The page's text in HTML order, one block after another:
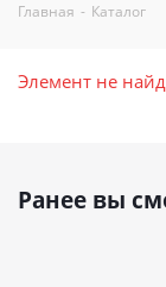
Главная - Каталог
Элемент не
Ранее вы